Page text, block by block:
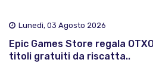
Lunedì, 03 Agosto 2026
Epic Games Store regala
titoli gratuiti da riscatta..